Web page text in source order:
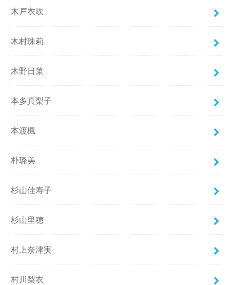
木戸衣吹
木村珠莉
木野日菜
本多真梨子
本渡楓
朴璐美
杉山佳寿子
杉山里穂
村上奈津実
村川梨衣